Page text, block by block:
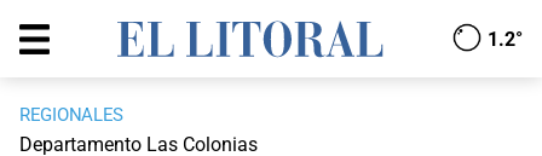
1.2°
REGIONALES
Departamento Las Colonias